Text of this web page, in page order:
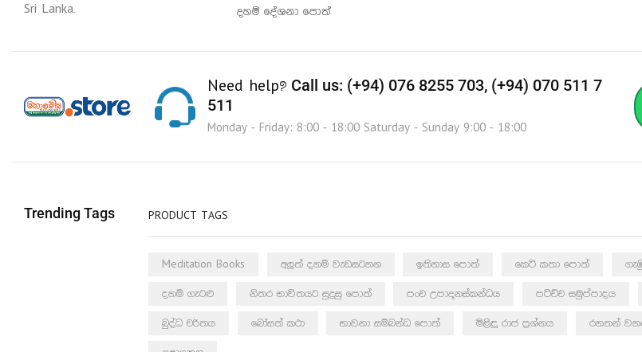
Sri Lanka.
දහම් දේශනා පොත්
Need help? Call us: (+94) 076 8255 703, (+94) 070 511 7
511
Monday - Friday: 8:00 - 18:00 Saturday - Sunday 9:00 - 18:00
Trending Tags PRODUCT TAGS
Meditation Books අලුත් දහම් වැඩසටහන ඉතිහාස පොත් කෙටි කතා පොත්
දහම් ගැටළු නිතර භාවිතයට සුදුසු පොත් පංච උපාදානස්කන්ධය පටිච්ච සමුප්පාදය
බුද්ධ චරිතය බෝසත් කථා භාවනා සම්බන්ධ පොත් මිළිඳු රාජ ප්‍රශ්නය රහතන්